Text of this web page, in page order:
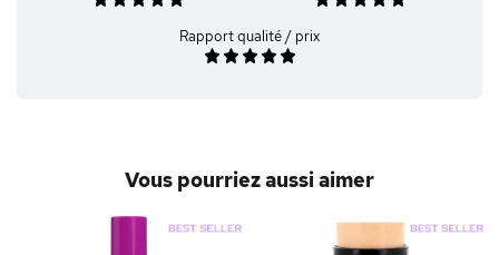
Rapport qualité / prix
Vous pourriez aussi aimer